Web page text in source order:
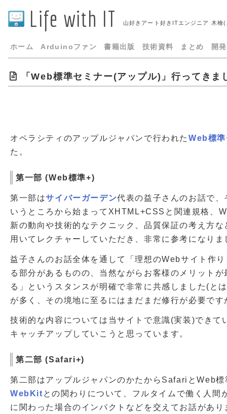
Life with IT 山好きアート好きITエンジニア 木檜
ホーム Arduinoファン 書籍出版 技術資料 まとめ 開
「Web標準セミナー(アップル)」行ってきま
オペラシティのアップルジャパンで行われた Web標
た。
第一部 (Web標準+)
第一部はサイバーガーデン代表の益子さんのお話で
いうところから始まってXHTML+CSSと関連規格、
新の動向や技術的なテクニック、品質保証の考え方
用いてレクチャーしていただき、非常に参考になりま
益子さんのお話全体を通して「理想のWebサイト作
る部分があるものの、当然ながらお客様のメリット
る」というスタンスが明確で非常に共感しました(と
が多く、その境地に至るにはまだまだ修行が必要で
技術的な内容については当サイトで意識(実装)できて
キャッチアップしていこうと思っています。
第二部 (Safari+)
第二部はアップルジャパンのかたからSafariとWeb
WebKit との関わりについて、フルタイムで働く人間
に関わった場合のインパクトなどを交えてお話があり